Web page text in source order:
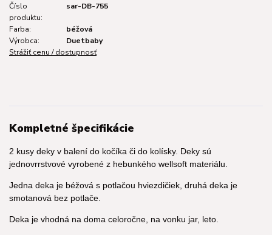
Číslo
produktu:
sar-DB-755
Farba:
béžová
Výrobca:
Duetbaby
Strážiť cenu / dostupnosť
Kompletné špecifikácie
2 kusy deky v balení do kočíka či do kolísky. Deky sú
jednovrrstvové vyrobené z hebunkého wellsoft materiálu.
Jedna deka je béžová s potlačou hviezdičiek, druhá deka je
smotanová bez potlače.
Deka je vhodná na doma celoročne, na vonku jar, leto.